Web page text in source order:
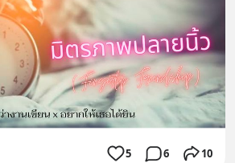
5 6 10